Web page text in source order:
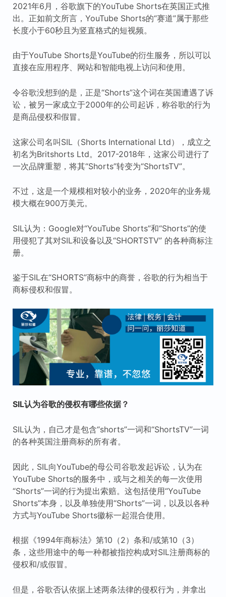
2021年6月，谷歌旗下的YouTube Shorts在英国正式推
出。正如前文所言，YouTube Shorts的“赛道”属于那些
长度小于60秒且为竖直格式的短视频。
由于YouTube Shorts是YouTube的衍生服务，所以可以
直接在应用程序、网站和智能电视上访问和使用。
令谷歌没想到的是，正是“Shorts”这个词在英国遭遇了诉
讼，被另一家成立于2000年的公司起诉，称谷歌的行为
是商品侵权和假冒。
这家公司名叫SIL（Shorts International Ltd），成立之
初名为Britshorts Ltd。2017-2018年，这家公司进行了
一次品牌重塑，将其“Shorts”转变为“ShortsTV”。
不过，这是一个规模相对较小的业务，2020年的业务规
模大概在900万美元。
SIL认为：Google对“YouTube Shorts”和“Shorts”的使
用侵犯了其对SIL和设备以及“SHORTSTV” 的各种商标注
册。
鉴于SIL在“SHORTS”商标中的商誉，谷歌的行为相当于
商标侵权和假冒。
SIL认为谷歌的侵权有哪些依据？
SIL认为，自己才是包含“shorts”一词和“ShortsTV”一词
的各种英国注册商标的所有者。
因此，SIL向YouTube的母公司谷歌发起诉讼，认为在
YouTube Shorts的服务中，或与之相关的每一次使用
“Shorts”一词的行为提出索赔。这包括使用“YouTube
Shorts”本身，以及单独使用“Shorts”一词，以及以各种
方式与YouTube Shorts徽标一起混合使用。
根据《1994年商标法》第10（2）条和/或第10（3）
条，这些用途中的每一种都被指控构成对SIL注册商标的
侵权和/或假冒。
但是，谷歌否认依据上述两条法律的侵权行为，并拿出